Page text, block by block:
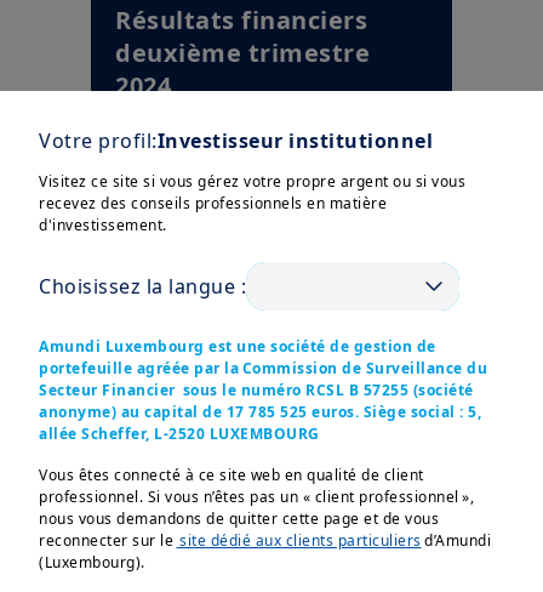
Résultats financiers
deuxième trimestre
2024
26/04/2024 | Actualités d'Amundi
Résultats T1 2024
Votre profil:Investisseur institutionnel
Visitez ce site si vous gérez votre propre argent ou si vous
recevez des conseils professionnels en matière
d'investissement.
Choisissez la langue :
Amundi Luxembourg est une société de gestion de
portefeuille agréée par la Commission de Surveillance du
Secteur Financier sous le numéro RCSL B 57255 (société
anonyme) au capital de 17 785 525 euros. Siège social : 5,
allée Scheffer, L-2520 LUXEMBOURG
Vous êtes connecté à ce site web en qualité de client
professionnel. Si vous n’êtes pas un « client professionnel »,
nous vous demandons de quitter cette page et de vous
reconnecter sur le site dédié aux clients particuliersd’Amundi
(Luxembourg).